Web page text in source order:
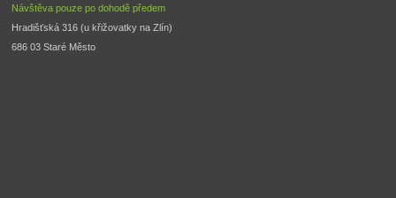
Návštěva pouze po dohodě předem
Hradišťská 316 (u křižovatky na Zlín)
686 03 Staré Město